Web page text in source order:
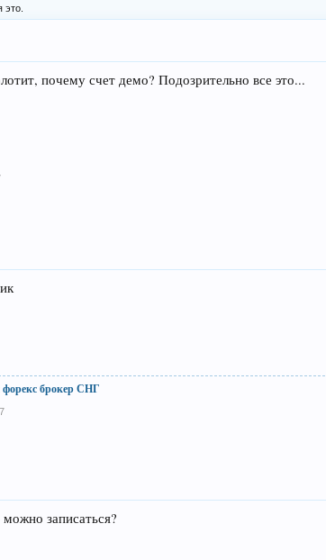
это.
почему счет демо? Подозрительно все это...
брокер СНГ
записаться?